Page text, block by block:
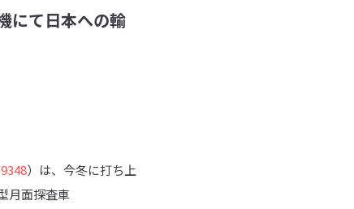
にて日本への輸
9348）は、今冬に打ち上
月面探査車